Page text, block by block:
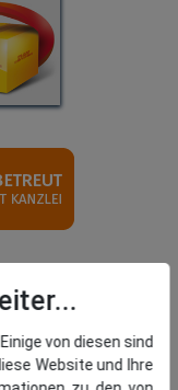
von diesen sind
Website und Ihre